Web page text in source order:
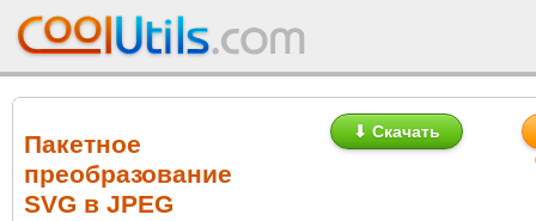
Пакетное
преобразование
SVG в JPEG
⬇ Скачать